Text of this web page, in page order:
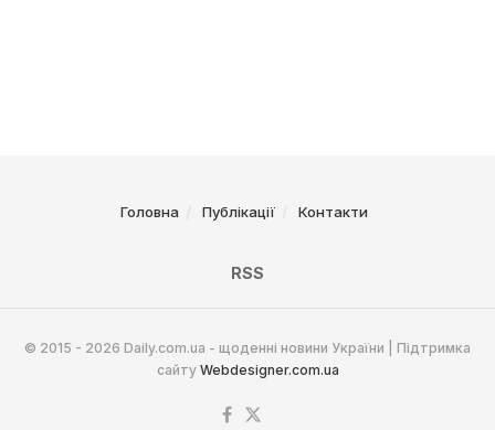
Головна Публікації Контакти
RSS
© 2015 - 2026 Daily.com.ua - щоденні новини України | Підтримка
сайту Webdesigner.com.ua